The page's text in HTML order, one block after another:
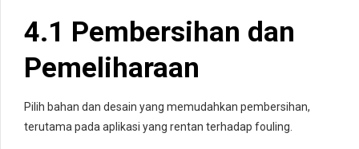
4.1 Pembersihan dan
Pemeliharaan
Pilih bahan dan desain yang memudahkan pembersihan,
terutama pada aplikasi yang rentan terhadap fouling.